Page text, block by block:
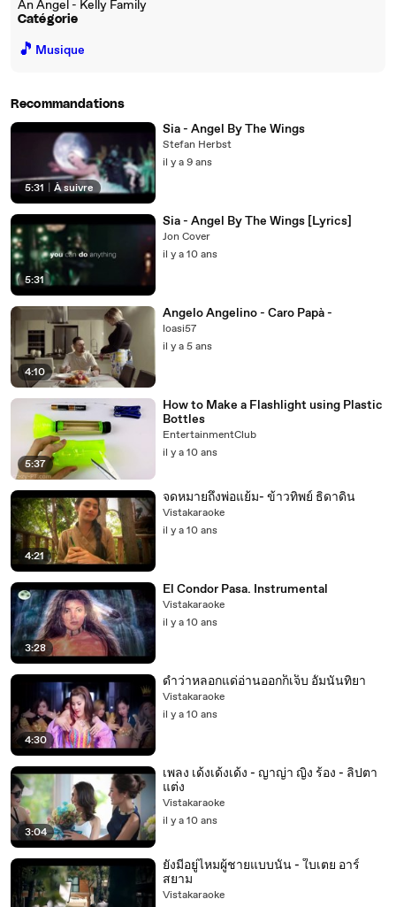
An Angel - Kelly Family
Catégorie
🎵 Musique
Recommandations
5:31 À suivre
Sia - Angel By The Wings
Stefan Herbst
il y a 9 ans
5:31
Sia - Angel By The Wings [Lyrics]
Jon Cover
il y a 10 ans
4:10
Angelo Angelino - Caro Papà -
loasi57
il y a 5 ans
5:37
How to Make a Flashlight using Plastic
Bottles
EntertainmentClub
il y a 10 ans
4:21
จดหมายถึงพ่อแย้ม- ข้าวทิพย์ ธิดาดิน
Vistakaraoke
il y a 10 ans
3:28
El Condor Pasa. Instrumental
Vistakaraoke
il y a 10 ans
4:30
ดําว่าหลอกแด่อ่านออกก็เจ็บ อั้มนันทิยา
Vistakaraoke
il y a 10 ans
3:04
เพลง เด้งเด้งเด้ง - ญาญ่า ญิ๋ง ร้อง - ลิปตา
แต่ง
Vistakaraoke
il y a 10 ans
ยังมีอยู่ไหมผู้ชายแบบนั้น - ใบเตย อาร์
สยาม
Vistakaraoke